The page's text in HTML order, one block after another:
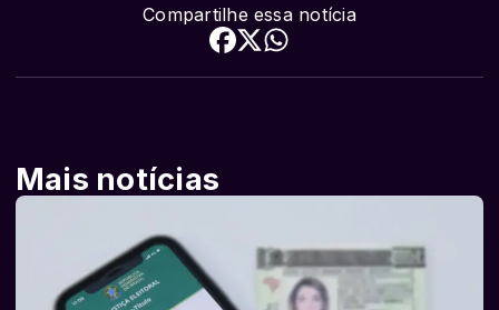
Compartilhe essa notícia
Mais notícias